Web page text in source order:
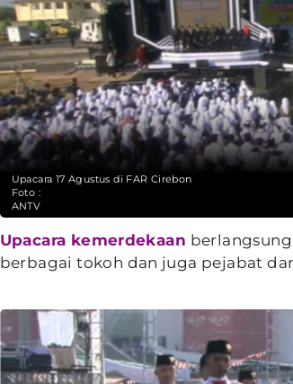
Upacara 17 Agustus di FAR Cirebon
Foto :
ANTV
Upacara kemerdekaan
berbagai tokoh dan juga pejabat